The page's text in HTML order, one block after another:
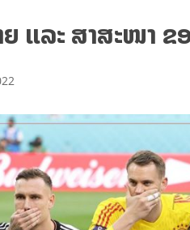
ແລະ ສາສະໜາ ຂອ